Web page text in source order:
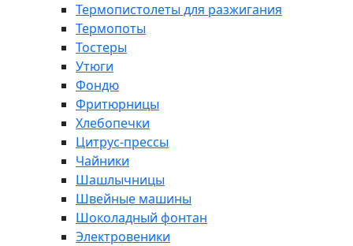
Термопистолеты для разжигания
Термопоты
Тостеры
Утюги
Фондю
Фритюрницы
Хлебопечки
Цитрус-прессы
Чайники
Шашлычницы
Швейные машины
Шоколадный фонтан
Электровеники